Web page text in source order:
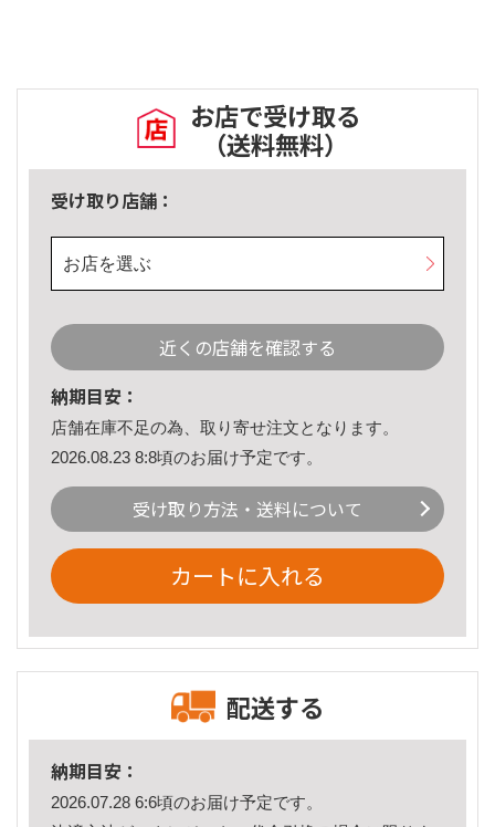
お店で受け取る
（送料無料）
受け取り店舗：
お店を選ぶ
近くの店舗を確認する
納期目安：
店舗在庫不足の為、取り寄せ注文となります。
2026.08.23 8:8頃のお届け予定です。
受け取り方法・送料について
カートに入れる
配送する
納期目安：
2026.07.28 6:6頃のお届け予定です。